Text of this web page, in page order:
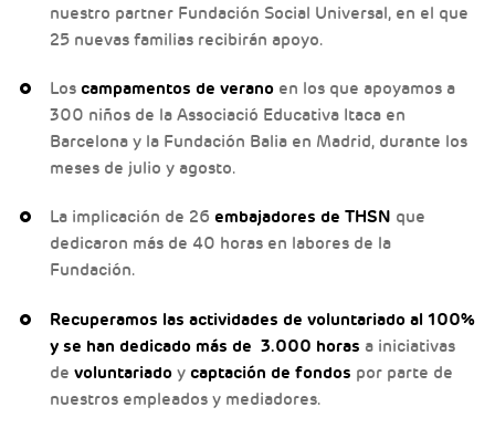
nuestro partner Fundación Social Universal, en el que
25 nuevas familias recibirán apoyo.
Los campamentos de veranoen los que apoyamos a
300 niños de la Associació Educativa Itaca en
Barcelona y la Fundación Balia en Madrid, durante los
meses de julio y agosto.
La implicación de 26 embajadores de THSN que
dedicaron más de 40 horas en labores de la
Fundación.
Recuperamos las actividades de voluntariado al 100%
y se han dedicado más de 3.000 horas a iniciativas
de voluntariadoy captación de fondos por parte de
nuestros empleados y mediadores.